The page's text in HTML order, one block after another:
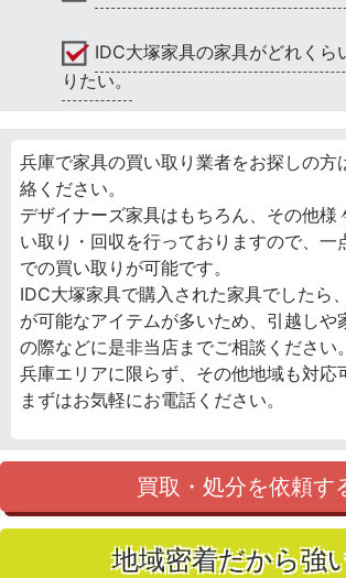
IDC大塚家具の家具がどれくら
りたい。
兵庫で家具の買い取り業者をお探しの方
絡ください。
デザイナーズ家具はもちろん、その他様
い取り・回収を行っておりますので、一
での買い取りが可能です。
IDC大塚家具で購入された家具でしたら
が可能なアイテムが多いため、引越しや
の際などに是非当店までご相談ください。
兵庫エリアに限らず、その他地域も対応
まずはお気軽にお電話ください。
買取・処分を依頼す
地域密着だから強